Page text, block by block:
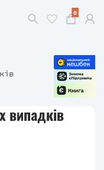
0
випадків